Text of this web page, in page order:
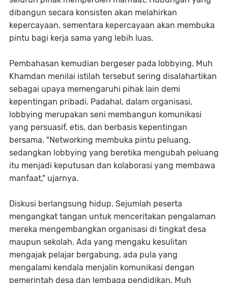
dibangun secara konsisten akan melahirkan
kepercayaan, sementara kepercayaan akan membuka
pintu bagi kerja sama yang lebih luas.
Pembahasan kemudian bergeser pada lobbying. Muh
Khamdan menilai istilah tersebut sering disalahartikan
sebagai upaya memengaruhi pihak lain demi
kepentingan pribadi. Padahal, dalam organisasi,
lobbying merupakan seni membangun komunikasi
yang persuasif, etis, dan berbasis kepentingan
bersama. "Networking membuka pintu peluang,
sedangkan lobbying yang beretika mengubah peluang
itu menjadi keputusan dan kolaborasi yang membawa
manfaat," ujarnya.
Diskusi berlangsung hidup. Sejumlah peserta
mengangkat tangan untuk menceritakan pengalaman
mereka mengembangkan organisasi di tingkat desa
maupun sekolah. Ada yang mengaku kesulitan
mengajak pelajar bergabung, ada pula yang
mengalami kendala menjalin komunikasi dengan
pemerintah desa dan lembaga pendidikan. Muh